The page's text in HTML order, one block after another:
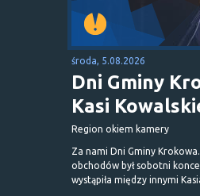
środa, 5.08.2026
Dni Gminy
Kasi
Region okiem kamery
Za nami Dni Gminy
obchodów był sobotni
wystąpiła między innymi